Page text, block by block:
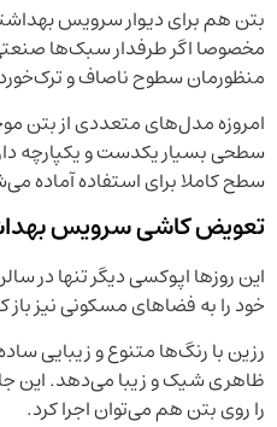
بتن هم برای دیوار سرویس
مخصوصا اگر طرفدار سبک‌ها
منظورمان سطوح ناصاف و
امروزه مدل‌های متعددی از بتن
سطحی بسیار یکدست و یکپارچه
سطح کاملا برای استفاده آماده
تعویض کاشی سرویس
این روزها اپوکسی دیگر تنها در
خود را به فضاهای مسکونی نیز
رزین با رنگ‌ها متنوع و زیبایی
ظاهری شیک و زیبا می‌دهد. این
را روی بتن هم می‌توان اجرا کرد.